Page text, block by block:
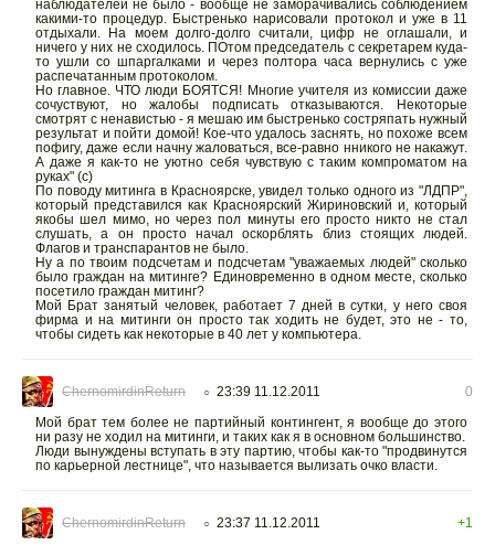
наблюдателей не было - вообще не заморачивались соблюдением
какими-то процедур. Быстренько нарисовали протокол и уже в 11
отдыхали. На моем долго-долго считали, цифр не оглашали, и
ничего у них не сходилось. ПОтом председатель с секретарем куда-
то ушли со шпаргалками и через полтора часа вернулись с уже
распечатанным протоколом.
Но главное. ЧТО люди БОЯТСЯ! Многие учителя из комиссии даже
сочуствуют, но жалобы подписать отказываются. Некоторые
смотрят с ненавистью - я мешаю им быстренько состряпать нужный
результат и пойти домой! Кое-что удалось заснять, но похоже всем
пофигу, даже если начну жаловаться, все-равно нникого не накажут.
А даже я как-то не уютно себя чувствую с таким компроматом на
руках" (с)
По поводу митинга в Красноярске, увидел только одного из "ЛДПР",
который представился как Красноярский Жириновский и, который
якобы шел мимо, но через пол минуты его просто никто не стал
слушать, а он просто начал оскорблять близ стоящих людей.
Флагов и транспарантов не было.
Ну а по твоим подсчетам и подсчетам "уважаемых людей" сколько
было граждан на митинге? Единовременно в одном месте, сколько
посетило граждан митинг?
Мой Брат занятый человек, работает 7 дней в сутки, у него своя
фирма и на митинги он просто так ходить не будет, это не - то,
чтобы сидеть как некоторые в 40 лет у компьютера.
ChernomirdinReturn ○ 23:39 11.12.2011
0
Мой брат тем более не партийный контингент, я вообще до этого
ни разу не ходил на митинги, и таких как я в основном большинство.
Люди вынуждены вступать в эту партию, чтобы как-то "продвинутся
по карьерной лестнице", что называется вылизать очко власти.
ChernomirdinReturn ○ 23:37 11.12.2011
+1